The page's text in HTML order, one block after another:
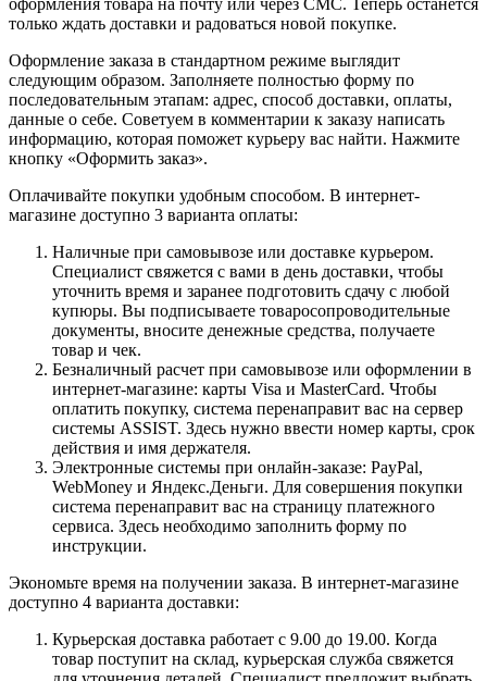
только ждать доставки и радоваться новой покупке.
Оформление заказа в стандартном режиме выглядит
следующим образом. Заполняете полностью форму по
последовательным этапам: адрес, способ доставки, оплаты,
данные о себе. Советуем в комментарии к заказу написать
информацию, которая поможет курьеру вас найти. Нажмите
кнопку «Оформить заказ».
Оплачивайте покупки удобным способом. В интернет-
магазине доступно 3 варианта оплаты:
Наличные при самовывозе или доставке курьером.
Специалист свяжется с вами в день доставки, чтобы
уточнить время и заранее подготовить сдачу с любой
купюры. Вы подписываете товаросопроводительные
документы, вносите денежные средства, получаете
товар и чек.
Безналичный расчет при самовывозе или оформлении в
интернет-магазине: карты Visa и MasterCard. Чтобы
оплатить покупку, система перенаправит вас на сервер
системы ASSIST. Здесь нужно ввести номер карты, срок
действия и имя держателя.
Электронные системы при онлайн-заказе: PayPal,
WebMoney и Яндекс.Деньги. Для совершения покупки
система перенаправит вас на страницу платежного
сервиса. Здесь необходимо заполнить форму по
инструкции.
Экономьте время на получении заказа. В интернет-магазине
доступно 4 варианта доставки:
Курьерская доставка работает с 9.00 до 19.00. Когда
товар поступит на склад, курьерская служба свяжется